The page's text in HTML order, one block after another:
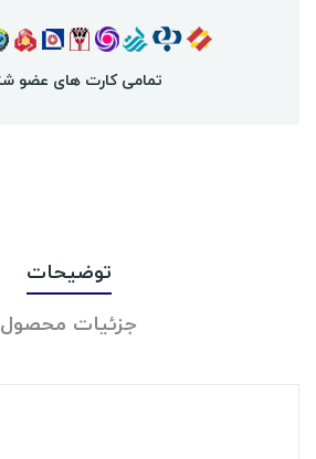
تمامی کارت های عضو
توضیحات
جزئیات محصول